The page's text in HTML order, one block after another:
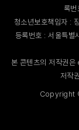
록
청소년보호책임자 :
등록번호 : 서울특
본 콘텐츠의 저작권
저작